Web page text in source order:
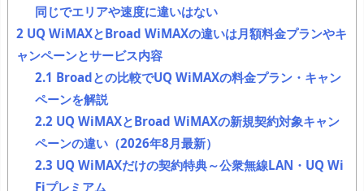
同じでエリアや速度に違いはない
2 UQ WiMAXとBroad WiMAXの違いは月額料金プランやキ
ャンペーンとサービス内容
2.1 Broadとの比較でUQ WiMAXの料金プラン・キャン
ペーンを解説
2.2UQ WiMAXとBroad WiMAXの新規契約対象キャン
ペーンの違い（2026年8月最新）
2.3 UQ WiMAXだけの契約特典～公衆無線LAN・UQ Wi
Fiプレミアム